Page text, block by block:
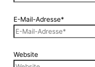
E-Mail-Adresse*
Website